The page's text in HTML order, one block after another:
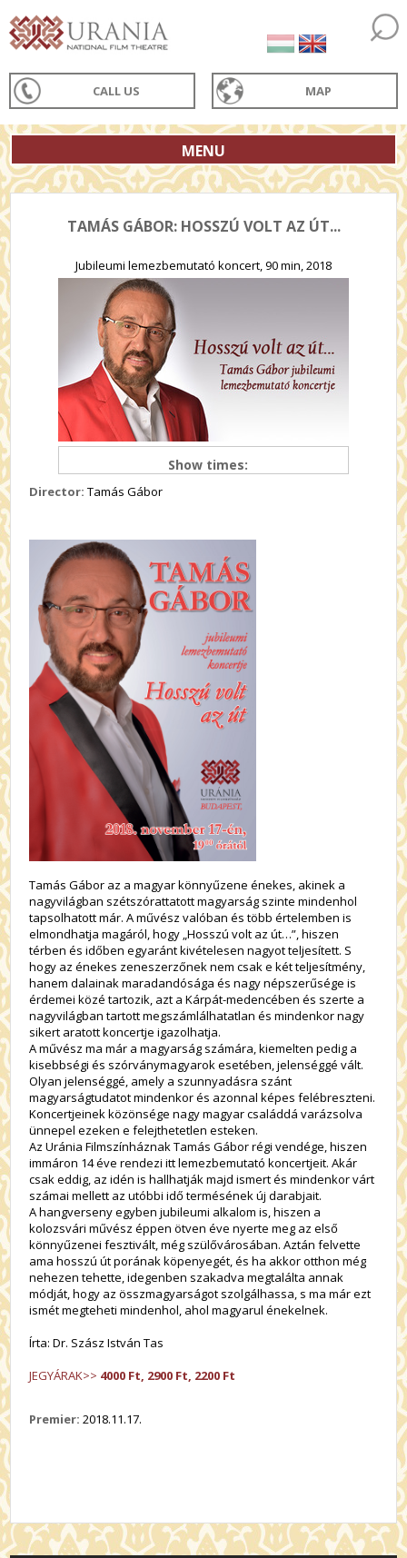
CALL US MAP
MENU
TAMÁS GÁBOR: HOSSZÚ VOLT AZ ÚT...
Jubileumi lemezbemutató koncert, 90 min, 2018
Show times:
Director: Tamás Gábor
Tamás Gábor az a magyar könnyűzene énekes, akinek a
nagyvilágban szétszórattatott magyarság szinte mindenhol
tapsolhatott már. A művész valóban és több értelemben is
elmondhatja magáról, hogy „Hosszú volt az út…”, hiszen
térben és időben egyaránt kivételesen nagyot teljesített. S
hogy az énekes zeneszerzőnek nem csak e két teljesítmény,
hanem dalainak maradandósága és nagy népszerűsége is
érdemei közé tartozik, azt a Kárpát-medencében és szerte a
nagyvilágban tartott megszámlálhatatlan és mindenkor nagy
sikert aratott koncertje igazolhatja.
A művész ma már a magyarság számára, kiemelten pedig a
kisebbségi és szórványmagyarok esetében, jelenséggé vált.
Olyan jelenséggé, amely a szunnyadásra szánt
magyarságtudatot mindenkor és azonnal képes felébreszteni.
Koncertjeinek közönsége nagy magyar családdá varázsolva
ünnepel ezeken e felejthetetlen esteken.
Az Uránia Filmszínháznak Tamás Gábor régi vendége, hiszen
immáron 14 éve rendezi itt lemezbemutató koncertjeit. Akár
csak eddig, az idén is hallhatják majd ismert és mindenkor várt
számai mellett az utóbbi idő termésének új darabjait.
A hangverseny egyben jubileumi alkalom is, hiszen a
kolozsvári művész éppen ötven éve nyerte meg az első
könnyűzenei fesztivált, még szülővárosában. Aztán felvette
ama hosszú út porának köpenyegét, és ha akkor otthon még
nehezen tehette, idegenben szakadva megtalálta annak
módját, hogy az összmagyarságot szolgálhassa, s ma már ezt
ismét megteheti mindenhol, ahol magyarul énekelnek.
Írta: Dr. Szász István Tas
JEGYÁRAK>> 4000 Ft, 2900 Ft, 2200 Ft
Premier: 2018.11.17.